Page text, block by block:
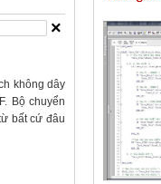
không dây
Bộ chuyển
bất cứ đâu